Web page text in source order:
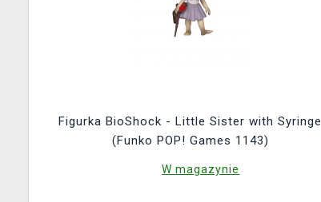
Figurka BioShock - Little Sister with Syringe
(Funko POP! Games 1143)
W magazynie